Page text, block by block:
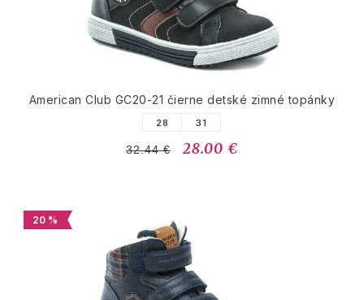
American Club GC20-21 čierne detské zimné topánky
28 31
32.44 € 28.00 €
20 %